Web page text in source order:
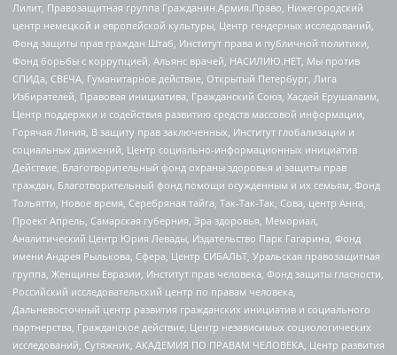
Лилит, Правозащитная группа Гражданин.Армия.Право, Нижегородский
центр немецкой и европейской культуры, Центр гендерных исследований,
Фонд защиты прав граждан Штаб, Институт права и публичной политики,
Фонд борьбы с коррупцией, Альянс врачей, НАСИЛИЮ.НЕТ, Мы против
СПИДа, СВЕЧА, Гуманитарное действие, Открытый Петербург, Лига
Избирателей, Правовая инициатива, Гражданский Союз, Хасдей Ерушалаим,
Центр поддержки и содействия развитию средств массовой информации,
Горячая Линия, В защиту прав заключенных, Институт глобализации и
социальных движений, Центр социально-информационных инициатив
Действие, Благотворительный фонд охраны здоровья и защиты прав
граждан, Благотворительный фонд помощи осужденным и их семьям, Фонд
Тольятти, Новое время, Серебряная тайга, Так-Так-Так, Сова, центр Анна,
Проект Апрель, Самарская губерния, Эра здоровья, Мемориал,
Аналитический Центр Юрия Левады, Издательство Парк Гагарина, Фонд
имени Андрея Рылькова, Сфера, Центр СИБАЛЬТ, Уральская правозащитная
группа, Женщины Евразии, Институт прав человека, Фонд защиты гласности,
Российский исследовательский центр по правам человека,
Дальневосточный центр развития гражданских инициатив и социального
партнерства, Гражданское действие, Центр независимых социологических
исследований, Сутяжник, АКАДЕМИЯ ПО ПРАВАМ ЧЕЛОВЕКА, Центр развития